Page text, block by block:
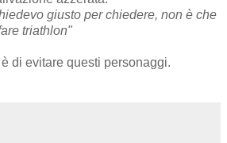
giusto per chiedere, non è che
triathlon"
di evitare questi personaggi.